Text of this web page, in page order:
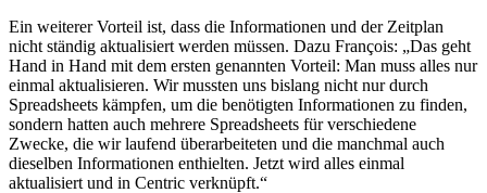
Ein weiterer Vorteil ist, dass die Informationen und der Zeitplan
nicht ständig aktualisiert werden müssen. Dazu François: „Das geht
Hand in Hand mit dem ersten genannten Vorteil: Man muss alles nur
einmal aktualisieren. Wir mussten uns bislang nicht nur durch
Spreadsheets kämpfen, um die benötigten Informationen zu finden,
sondern hatten auch mehrere Spreadsheets für verschiedene
Zwecke, die wir laufend überarbeiteten und die manchmal auch
dieselben Informationen enthielten. Jetzt wird alles einmal
aktualisiert und in Centric verknüpft.“